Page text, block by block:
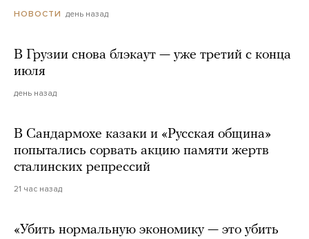
НОВОСТИ день назад
В Грузии снова блэкаут — уже третий с конца
июля
день назад
В Сандармохе казаки и «Русская община»
попытались сорвать акцию памяти жертв
сталинских репрессий
21 час назад
«Убить нормальную экономику — это убить